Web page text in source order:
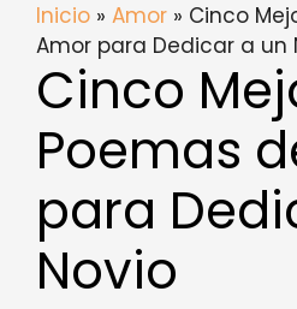
Inicio » Amor » Cinco
Amor para Dedicar a un
Cinco
Poemas
para
Novio